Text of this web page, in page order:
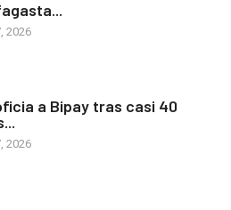
2026
a Bipay tras casi 40
2026